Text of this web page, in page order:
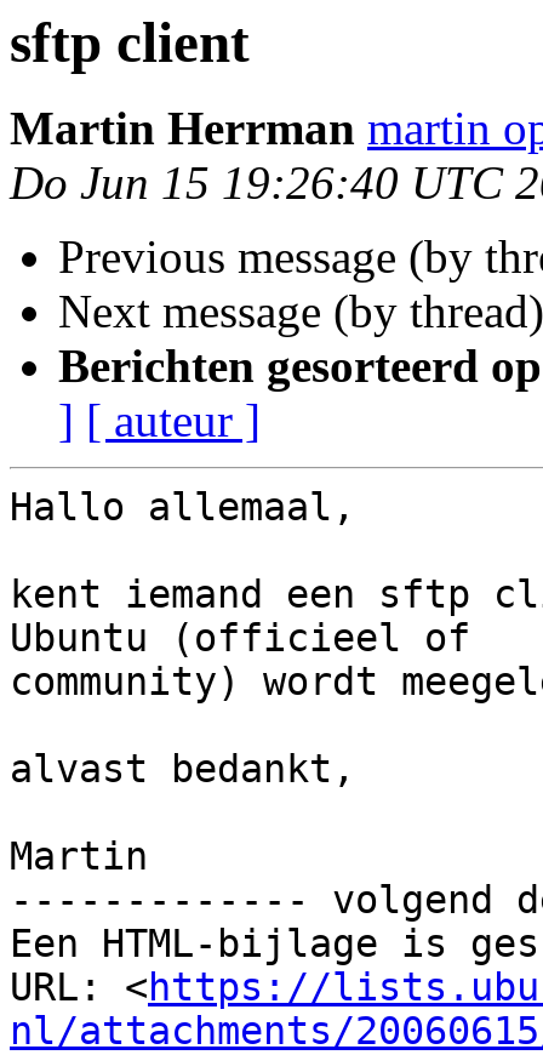
sftp client
Martin Herrman martin
Do Jun 15 19:26:40 UTC
Previous message (by
Next message (by
Berichten gesorteerd
] [ auteur ]
Hallo allemaal,
kent iemand een sftp
Ubuntu (officieel of
community) wordt
alvast bedankt,
Martin
------------- volgend
Een HTML-bijlage is
URL: <https://
nl/attachments/